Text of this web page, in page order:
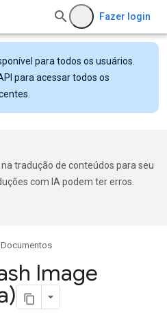
Fazer login
para todos os usuários.
para acessar todos os
tradução de conteúdos para seu
com IA podem ter erros.
Documentos
Image